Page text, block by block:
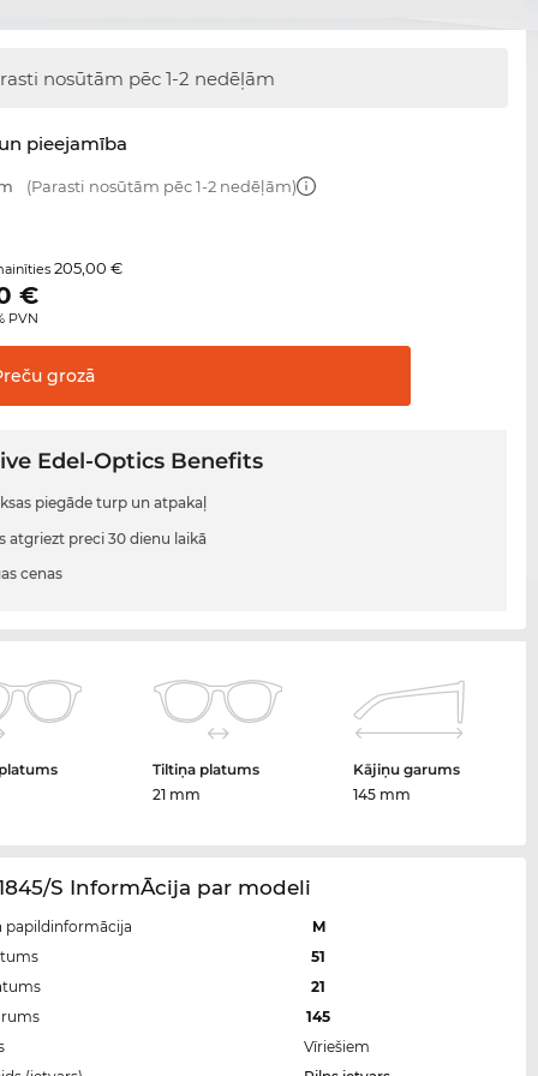
nosūtām pēc 1-2 nedēļām
pieejamība
(Parasti nosūtām pēc 1-2 nedēļām)
205,00 €
€
PVN
grozā
Edel-Optics Benefits
piegāde turp un atpakaļ
atgriezt preci 30 dienu laikā
cenas
Tiltiņa platums
21 mm
Kājiņu garums
145 mm
S InformĀcija par modeli
papildinformācija
M
51
21
145
Vīriešiem